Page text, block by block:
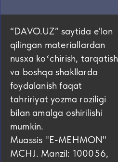
“DAVO.UZ” saytida eʼlon
qilingan materiallardan
nusxa koʻchirish, tarqatish
va boshqa shakllarda
foydalanish faqat
tahririyat yozma roziligi
bilan amalga oshirilishi
mumkin.
Muassis "E-MEHMON"
MCHJ. Manzil: 100056,